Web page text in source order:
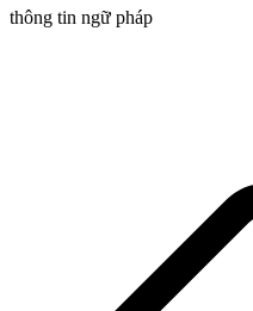
thông tin ngữ pháp